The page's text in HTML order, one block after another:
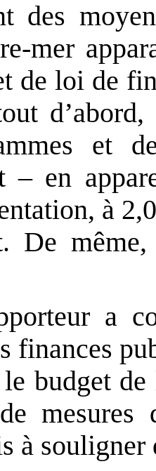
des
mer
de loi de
et
– en
à
De
a
finances
budget
mesures
à souligner